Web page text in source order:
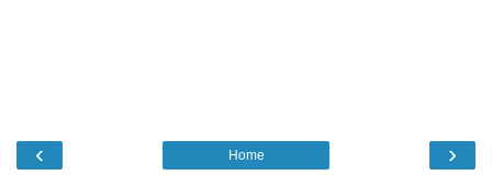
‹ ›
Home